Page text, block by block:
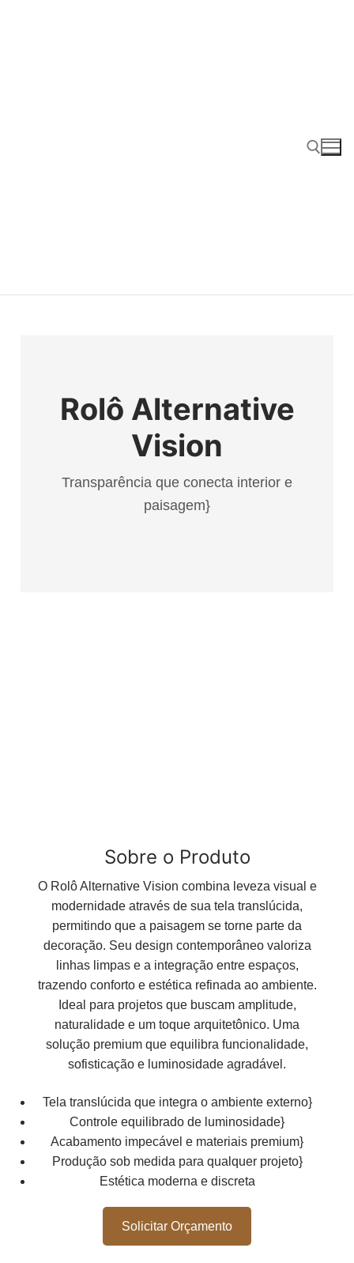
Rolô Alternative
Vision
Transparência que conecta interior e
paisagem}
Sobre o Produto
O Rolô Alternative Vision combina leveza visual e
modernidade através de sua tela translúcida,
permitindo que a paisagem se torne parte da
decoração. Seu design contemporâneo valoriza
linhas limpas e a integração entre espaços,
trazendo conforto e estética refinada ao ambiente.
Ideal para projetos que buscam amplitude,
naturalidade e um toque arquitetônico. Uma
solução premium que equilibra funcionalidade,
sofisticação e luminosidade agradável.
Tela translúcida que integra o ambiente externo}
Controle equilibrado de luminosidade}
Acabamento impecável e materiais premium}
Produção sob medida para qualquer projeto}
Estética moderna e discreta
Solicitar Orçamento